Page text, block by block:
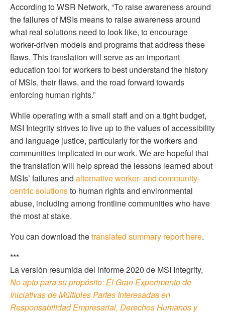
According to WSR Network, “To raise awareness around
the failures of MSIs means to raise awareness around
what real solutions need to look like, to encourage
worker-driven models and programs that address these
flaws. This translation will serve as an important
education tool for workers to best understand the history
of MSIs, their flaws, and the road forward towards
enforcing human rights.”
While operating with a small staff and on a tight budget,
MSI Integrity strives to live up to the values of accessibility
and language justice, particularly for the workers and
communities implicated in our work. We are hopeful that
the translation will help spread the lessons learned about
MSIs’ failures and alternative worker- and community-
centric solutionsto human rights and environmental
abuse, including among frontline communities who have
the most at stake.
You can download thetranslated summary report here.
***
La versión resumida del informe 2020 de MSI Integrity,
No apto para su propósito: El Gran Experimento de
Iniciativas de Múltiples Partes Interesadas en
Responsabilidad Empresarial, Derechos Humanos y